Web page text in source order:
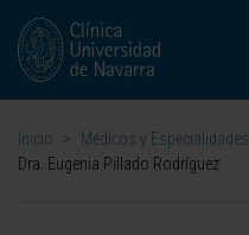
Inicio > Médicos y Especialidades
Dra. Eugenia Pillado Rodríguez